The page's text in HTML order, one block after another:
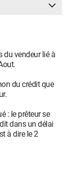
du vendeur lié à
du crédit que
: le prêteur se
dans un délai
à dire le 2